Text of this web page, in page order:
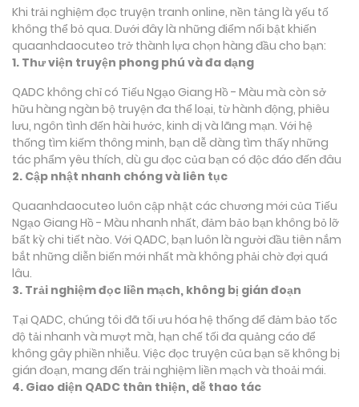
Khi trải nghiệm đọc truyện tranh online, nền tảng là yếu tố
không thể bỏ qua. Dưới đây là những điểm nổi bật khiến
quaanhdaocuteo trở thành lựa chọn hàng đầu cho bạn:
1. Thư viện truyện phong phú và đa dạng
QADC không chỉ có Tiếu Ngạo Giang Hồ - Màu mà còn sở
hữu hàng ngàn bộ truyện đa thể loại, từ hành động, phiêu
lưu, ngôn tình đến hài hước, kinh dị và lãng mạn. Với hệ
thống tìm kiếm thông minh, bạn dễ dàng tìm thấy những
tác phẩm yêu thích, dù gu đọc của bạn có độc đáo đến đâu
2. Cập nhật nhanh chóng và liên tục
Quaanhdaocuteo luôn cập nhật các chương mới của Tiếu
Ngạo Giang Hồ - Màu nhanh nhất, đảm bảo bạn không bỏ lỡ
bất kỳ chi tiết nào. Với QADC, bạn luôn là người đầu tiên nắm
bắt những diễn biến mới nhất mà không phải chờ đợi quá
lâu.
3. Trải nghiệm đọc liền mạch, không bị gián đoạn
Tại QADC, chúng tôi đã tối ưu hóa hệ thống để đảm bảo tốc
độ tải nhanh và mượt mà, hạn chế tối đa quảng cáo để
không gây phiền nhiễu. Việc đọc truyện của bạn sẽ không bị
gián đoạn, mang đến trải nghiệm liền mạch và thoải mái.
4. Giao diện QADC thân thiện, dễ thao tác